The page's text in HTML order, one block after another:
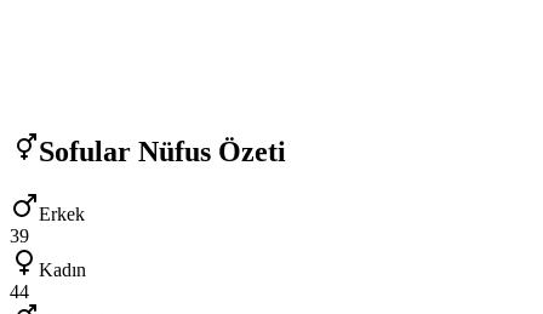
Sofular Nüfus Özeti
Erkek
39
Kadın
44